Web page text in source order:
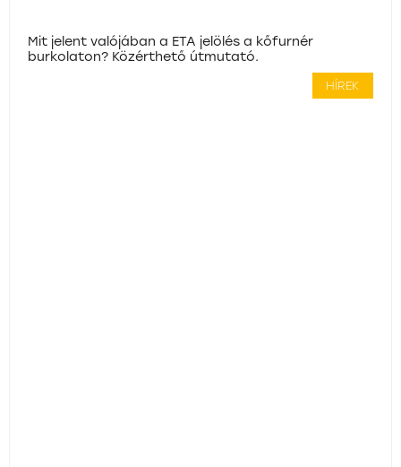
Mit jelent valójában a ETA jelölés a kőfurnér
burkolaton? Közérthető útmutató.
HÍREK